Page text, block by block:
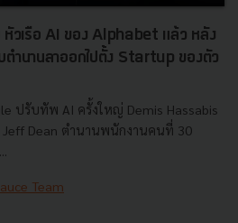
วเรือ AI ของ Alphabet แล้ว หลัง
ำนานลาออกไปตั้ง Startup ของตัว
ปรับทัพ AI ครั้งใหญ่ Demis Hassabis
Jeff Dean ตำนานพนักงานคนที่ 30
Team